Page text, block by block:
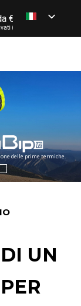
/ £ / $ / CHF *
delle prime termiche.
UN